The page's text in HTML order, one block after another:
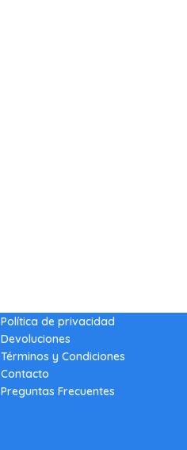
Política de privacidad
Devoluciones
Términos y Condiciones
Contacto
Preguntas Frecuentes